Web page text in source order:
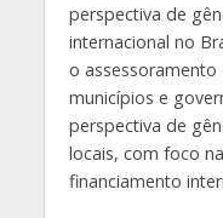
perspectiva de
internacional no
o
municípios e
perspectiva de
locais, com foco
financiamento